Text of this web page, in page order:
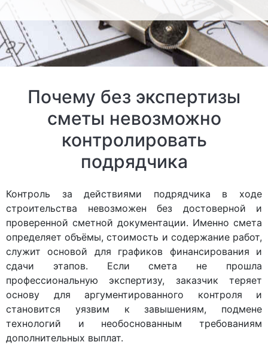
Почему без экспертизы
сметы невозможно
контролировать
подрядчика
Контроль за действиями подрядчика в ходе
строительства невозможен без достоверной и
проверенной сметной документации. Именно смета
определяет объёмы, стоимость и содержание работ,
служит основой для графиков финансирования и
сдачи этапов. Если смета не прошла
профессиональную экспертизу, заказчик теряет
основу для аргументированного контроля и
становится уязвим к завышениям, подмене
технологий и необоснованным требованиям
дополнительных выплат.